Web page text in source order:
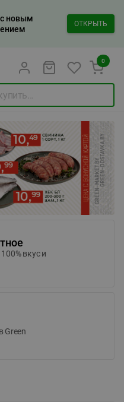
новым
ОТКРЫТЬ
0
вкус и
Green